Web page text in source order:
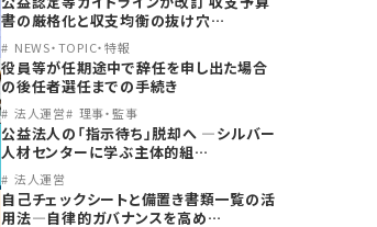
書の厳格化と収支均衡の抜け穴…
NEWS・TOPIC・特報
役員等が任期途中で辞任を申し出た場合
の後任者選任までの手続き
法人運営 理事・監事
公益法人の「指示待ち」脱却へ ―シルバー
人材センターに学ぶ主体的組…
法人運営
自己チェックシートと備置き書類一覧の活
用法―自律的ガバナンスを高め…